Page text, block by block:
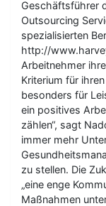
Geschäftsführer
Outsourcing
spezialisierten
http://
Arbeitnehmer
Kriterium für
besonders für
ein positives
zählen“, sagt
immer mehr
zu stellen. Die
„eine enge
Maßnahmen